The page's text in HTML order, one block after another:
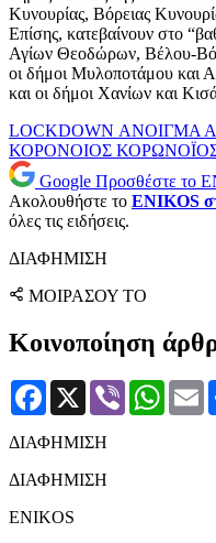
Κυνουρίας, Βόρειας
Επίσης, κατεβαίνουν στο
Αγίων Θεοδώρων, Βέλου-
οι δήμοι Μυλοποτάμου και
και οι δήμοι Χανίων και
LOCKDOWN ΑΝΟΙΓΜΑ
ΚΟΡΟΝΟΙΟΣ
Google Προσθέστε το
Ακολουθήστε το ENIKOS
όλες τις ειδήσεις.
ΔΙΑΦΗΜΙΣΗ
ΜΟΙΡΑΣΟΥ ΤΟ
Κοινοποίηση
Facebook
X Viber
ΔΙΑΦΗΜΙΣΗ
ΔΙΑΦΗΜΙΣΗ
ENIKOS